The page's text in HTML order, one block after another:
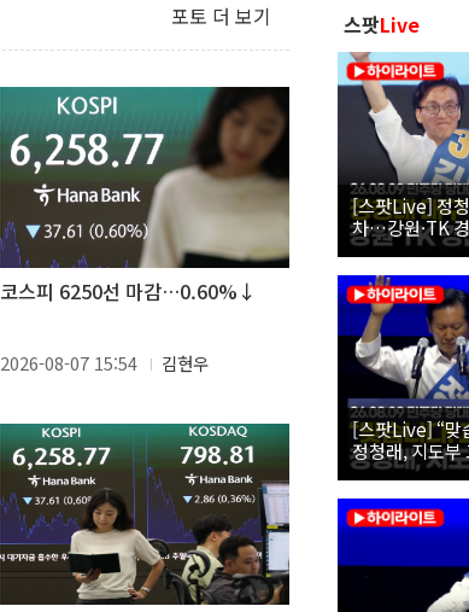
포토 더 보기
코스피 6250선 마감…0.60%↓
2026-08-07 15:54 김현우
스팟Live
[스팟Live] 정
차…강원·TK
26.08.09 더불
보 대구·경북
[스팟Live] “맞
정청래, 지도부
26.08.09 더불
보 대구·경북